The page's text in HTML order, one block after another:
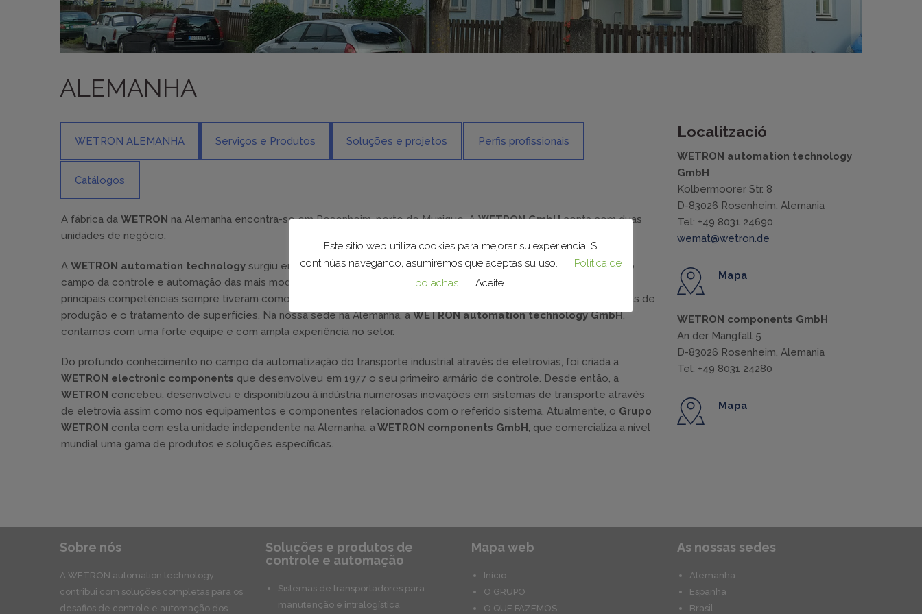
ALEMANHA
WETRON ALEMANHA Serviços e Produtos Soluções e projetos Perfis profissionais
Catálogos
A fábrica da WETRON na Alemanha encontra-se em Rosenheim, perto de Munique. AWETRON GmbHconta com duas
unidades de negócio.
A WETRON automation technology surgiu em 1975 e desenvolveu-se até conseguir ser um líder a nível mundial no
campo da controle e automação das mais modernas fábricas de automóveis e dos armazéns logísticos. As nossas
principais competências sempre tiveram como base as instalações industriais de transporte intralogístico, os sistemas de
produção e o tratamento de superfícies. Na nossa sede na Alemanha, aWETRON automation technology GmbH,
contamos com uma forte equipe e com ampla experiência no setor.
Do profundo conhecimento no campo da automatização do transporte industrial através de eletrovias, foi criada a
WETRON electronic components que desenvolveu em 1977 o seu primeiro armário de controle. Desde então, a
WETRON concebeu, desenvolveu e disponibilizou à indústria numerosas inovações em sistemas de transporte através
de eletrovia assim como nos equipamentos e componentes relacionados com o referido sistema. Atualmente, o Grupo
WETRON conta com esta unidade independente na Alemanha, aWETRON components GmbH, que comercializa a nível
mundial uma gama de produtos e soluções específicas.
Localització
WETRON automation technology
GmbH
Kolbermoorer Str. 8
D-83026 Rosenheim, Alemania
Tel: +49 8031 24690
wemat@wetron.de
Mapa
WETRON components GmbH
An der Mangfall 5
D-83026 Rosenheim, Alemania
Tel: +49 8031 24280
Mapa
Sobre nós
A WETRON automation technology
contribui com soluções completas para os
desafios de controle e automação dos
Soluções e produtos de
controle e automação
Sistemas de transportadores para
manutenção e intralogística
Mapa web
Início
O GRUPO
O QUE FAZEMOS
As nossas sedes
Alemanha
Espanha
Brasil
Este sitio web utiliza cookies para mejorar su experiencia. Si
continúas navegando, asumiremos que aceptas su uso.
Política de
bolachas
Aceite